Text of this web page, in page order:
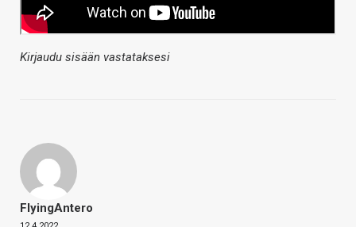
Kirjaudu sisään vastataksesi
FlyingAntero